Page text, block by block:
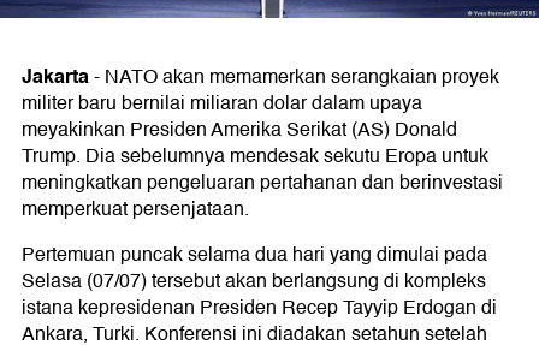
Jakarta-NATO akan memamerkan serangkaian proyek
militer baru bernilai miliaran dolar dalam upaya
meyakinkan Presiden Amerika Serikat (AS) Donald
Trump. Dia sebelumnya mendesak sekutu Eropa untuk
meningkatkan pengeluaran pertahanan dan berinvestasi
memperkuat persenjataan.
Pertemuan puncak selama dua hari yang dimulai pada
Selasa (07/07) tersebut akan berlangsung di kompleks
istana kepresidenan Presiden Recep Tayyip Erdogan di
Ankara, Turki. Konferensi ini diadakan setahun setelah